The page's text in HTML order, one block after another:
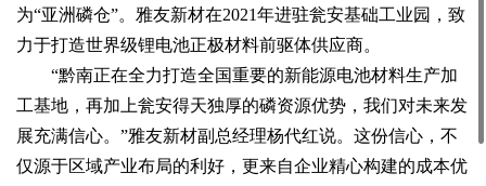
为“亚洲磷仓”。雅友新材在2021年进驻瓮安基础工业园，致
力于打造世界级锂电池正极材料前驱体供应商。
“黔南正在全力打造全国重要的新能源电池材料生产加
工基地，再加上瓮安得天独厚的磷资源优势，我们对未来发
展充满信心。”雅友新材副总经理杨代红说。这份信心，不
仅源于区域产业布局的利好，更来自企业精心构建的成本优